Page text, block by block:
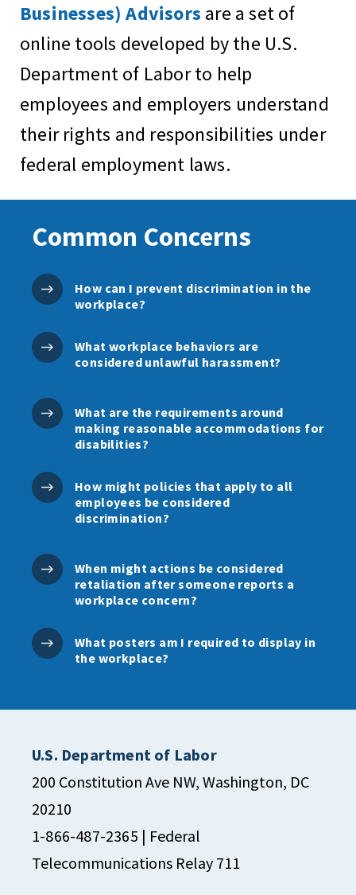
Businesses) Advisors are a set of
online tools developed by the U.S.
Department of Labor to help
employees and employers understand
their rights and responsibilities under
federal employment laws.
Common Concerns
How can I prevent discrimination in the
workplace?
What workplace behaviors are
considered unlawful harassment?
What are the requirements around
making reasonable accommodations for
disabilities?
How might policies that apply to all
employees be considered
discrimination?
When might actions be considered
retaliation after someone reports a
workplace concern?
What posters am I required to display in
the workplace?
U.S. Department of Labor
200 Constitution Ave NW, Washington, DC
20210
1-866-487-2365 | Federal
Telecommunications Relay 711